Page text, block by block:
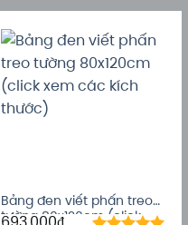
Bảng đen viết phấn treo
tường 80x120cm (click